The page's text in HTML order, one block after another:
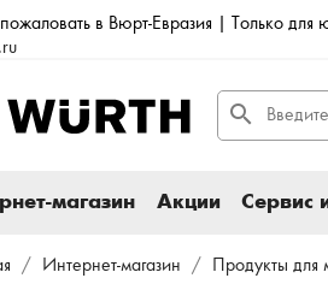
в Вюрт-Евразия | Только для
search
магазин Акции Сервис
Интернет-магазин Продукты для